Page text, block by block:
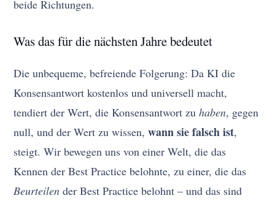
beide Richtungen.
Was das für die nächsten Jahre bedeutet
Die unbequeme, befreiende Folgerung: Da KI die
Konsensantwort kostenlos und universell macht,
tendiert der Wert, die Konsensantwort zuhaben, gegen
null, und der Wert zu wissen,wann sie falsch ist,
steigt. Wir bewegen uns von einer Welt, die das
Kennen der Best Practice belohnte, zu einer, die das
Beurteilen der Best Practice belohnt – und das sind